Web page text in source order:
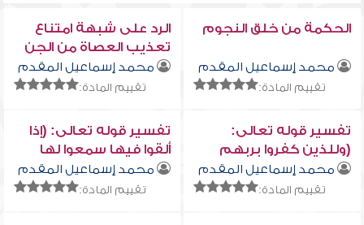
الحكمة من خلق النجوم
محمد إسماعيل المقدم
تقييم المادة:
الرد على شبهة امتناع
تعذيب العصاة من الجن
بالنار لكونهم خلقوا
منها
محمد إسماعيل المقدم
تقييم المادة:
تفسير قوله تعالى:
(وللذين كفروا بربهم
عذاب جهنم وبئس
المصير)
محمد إسماعيل المقدم
تقييم المادة:
تفسير قوله تعالى: (إذا
ألقوا فيها سمعوا لها
شهيقاً وهي تفور)
محمد إسماعيل المقدم
تقييم المادة: